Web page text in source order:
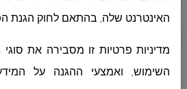
ديوان المدير العام
الهندسة
האינטרנט שלה, בהתאם לחוק הגנת
מדיניות פרטיות זו מסבירה את
השימוש, ואמצעי ההגנה על